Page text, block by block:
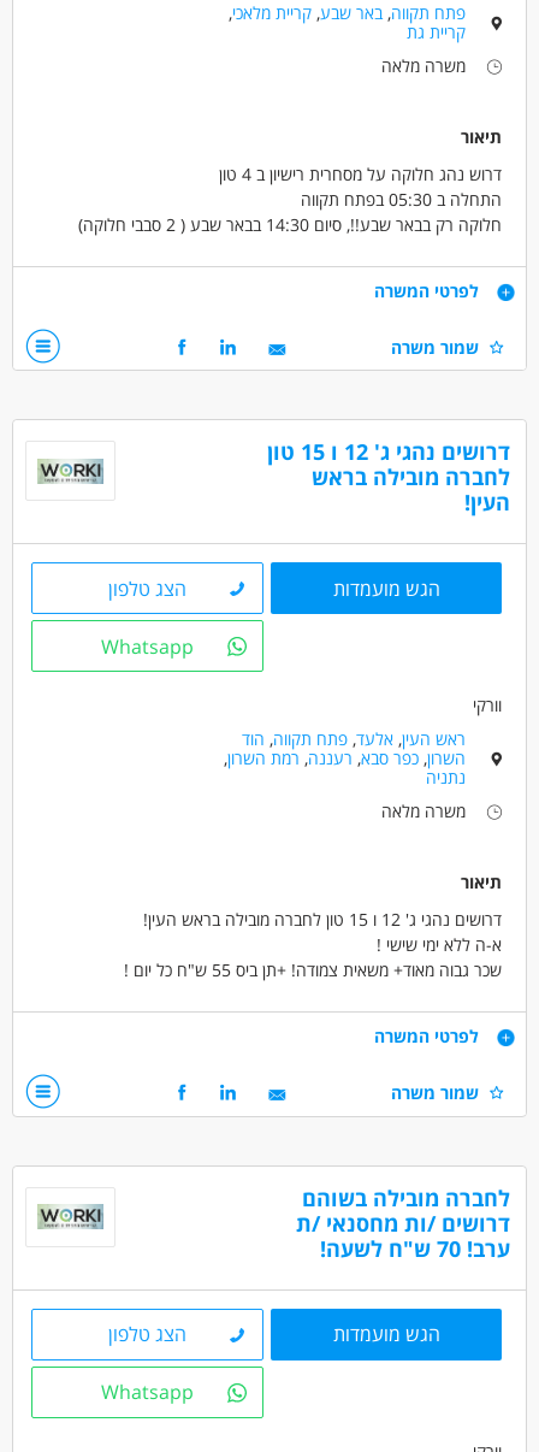
פתח תקווה,באר שבע,קריית מלאכי,
קריית גת
משרה מלאה
תיאור
דרוש נהג חלוקה על מסחרית רישיון ב 4 טון
התחלה ב 05:30 בפתח תקווה
חלוקה רק בבאר שבע!!, סיום 14:30 בבאר שבע ( 2 סבבי חלוקה)
דרישות
נהגים, רכב ותחבורה - נהג/ת חלוקה
נהגים, רכב ותחבורה - נהג/ת שינוע
נהגים, רכב ותחבורה - נהג/ת מונית
מאפייני משרה
עבודה לפי שעות
לפרטי המשרה
שמור משרה
דרושים נהגי ג' 12 ו 15 טון
לחברה מובילה בראש
העין!
הגש מועמדות הצג טלפון
Whatsapp
וורקי
ראש העין,אלעד,פתח תקווה, הוד
השרון,כפר סבא, רעננה, רמת השרון,
נתניה
משרה מלאה
תיאור
דרושים נהגי ג' 12 ו 15 טון לחברה מובילה בראש העין!
א-ה ללא ימי שישי !
שכר גבוה מאוד+ משאית צמודה! +תן ביס 55 ש"ח כל יום !
דרישות
דרושים בתחום
נהגים, רכב ותחבורה - נהג/ת אמבולנס
נהגים, רכב ותחבורה - נהג/ת שינוע
מאפייני משרה
לפרטי המשרה
שמור משרה
לחברה מובילה בשוהם
דרושים /ות מחסנאי /ת
ערב! 70 ש"ח לשעה!
הגש מועמדות הצג טלפון
Whatsapp